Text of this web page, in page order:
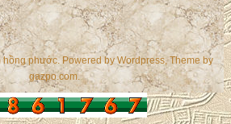
hồng phước. Powered byWordpress , Theme by
gazpo.com.